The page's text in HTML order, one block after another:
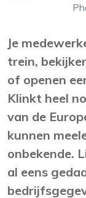
Je
trein,
of openen
Klinkt heel
van de
kunnen
onbekende.
al eens